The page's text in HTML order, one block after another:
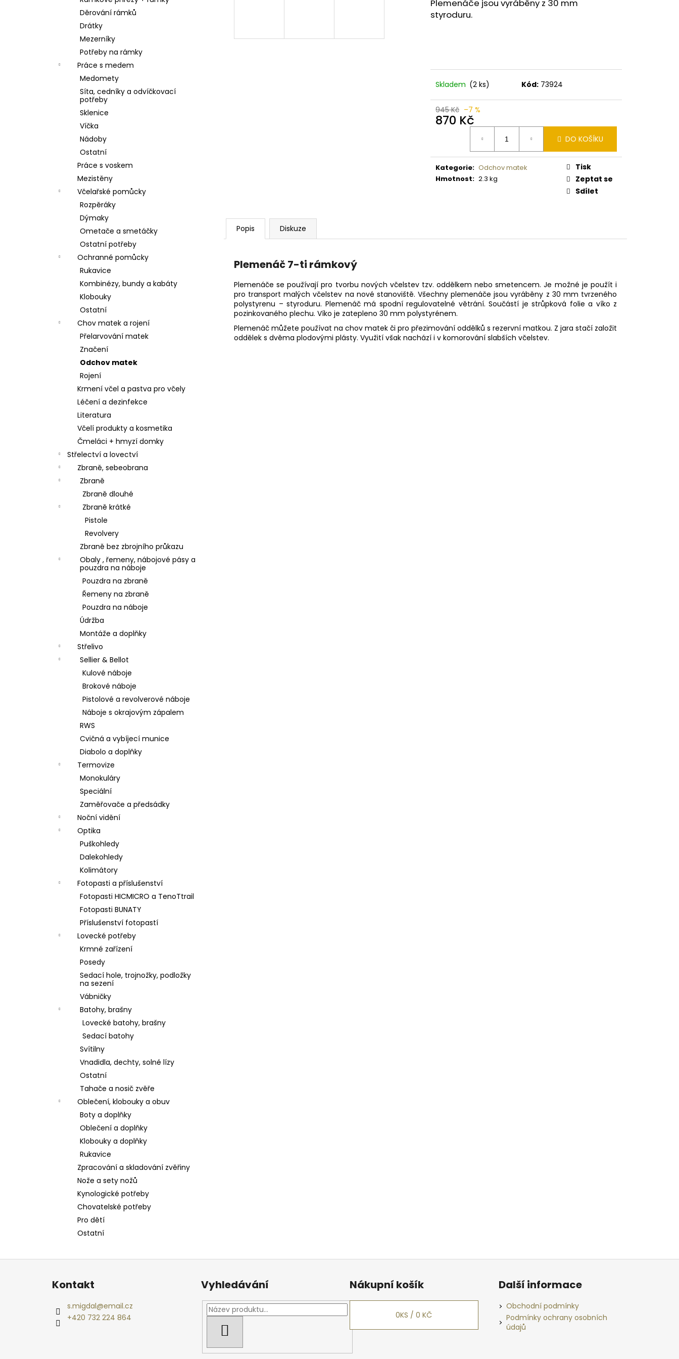
Děrování rámků
Drátky
Mezerníky
Potřeby na rámky
Práce s medem
Medomety
Síta, cedníky a odvíčkovací
potřeby
Sklenice
Víčka
Nádoby
Ostatní
Práce s voskem
Mezistěny
Včelařské pomůcky
Rozpěráky
Dýmaky
Ometače a smetáčky
Ostatní potřeby
Ochranné pomůcky
Rukavice
Kombinézy, bundy a kabáty
Klobouky
Ostatní
Chov matek a rojení
Přelarvování matek
Značení
Odchov matek
Rojení
Krmení včel a pastva pro včely
Léčení a dezinfekce
Literatura
Včelí produkty a kosmetika
Čmeláci + hmyzí domky
Střelectví a lovectví
Zbraně, sebeobrana
Zbraně
Zbraně dlouhé
Zbraně krátké
Pistole
Revolvery
Zbraně bez zbrojního průkazu
Obaly , řemeny, nábojové pásy a
pouzdra na náboje
Pouzdra na zbraně
Řemeny na zbraně
Pouzdra na náboje
Údržba
Montáže a doplňky
Střelivo
Sellier & Bellot
Kulové náboje
Brokové náboje
Pistolové a revolverové náboje
Náboje s okrajovým zápalem
RWS
Cvičná a vybíjecí munice
Diabolo a doplňky
Termovize
Monokuláry
Speciální
Zaměřovače a předsádky
Noční vidění
Optika
Puškohledy
Dalekohledy
Kolimátory
Fotopasti a příslušenství
Fotopasti HICMICRO a TenoTtrail
Fotopasti BUNATY
Příslušenství fotopastí
Lovecké potřeby
Krmné zařízení
Posedy
Sedací hole, trojnožky, podložky
na sezení
Vábničky
Batohy, brašny
Lovecké batohy, brašny
Sedací batohy
Svítilny
Vnadidla, dechty, solné lízy
Ostatní
Tahače a nosič zvěře
Oblečení, klobouky a obuv
Boty a doplňky
Oblečení a doplňky
Klobouky a doplňky
Rukavice
Zpracování a skladování zvěřiny
Nože a sety nožů
Kynologické potřeby
Chovatelské potřeby
Pro dětí
Ostatní
Plemenáče jsou vyráběny z 30 mm
styroduru.
Skladem (2 ks) Kód: 73924
945 Kč –7 %
870 Kč
DO KOŠÍKU
Kategorie: Odchov matek
Hmotnost: 2.3 kg
Tisk
Zeptat se
Sdílet
Popis Diskuze
Plemenáč 7-ti rámkový
Plemenáče se používají pro tvorbu nových včelstev tzv. oddělkem nebo smetencem. Je možné je použít i
pro transport malých včelstev na nové stanoviště. Všechny plemenáče jsou vyráběny z 30 mm tvrzeného
polystyrenu – styroduru. Plemenáč má spodní regulovatelné větrání. Součástí je strůpková folie a víko z
pozinkovaného plechu. Víko je zatepleno 30 mm polystyrénem.
Plemenáč můžete používat na chov matek či pro přezimování oddělků s rezervní matkou. Z jara stačí založit
oddělek s dvěma plodovými plásty. Využití však nachází i v komorování slabších včelstev.
SKLENICE SVAZOVÁ VČELA 770ML BEZ CVIČNÁ MUNICE – PISTOLE KAL. .9 MM
Z
Kontakt
s.migdal@email.cz
+420 732 224 864
Vyhledávání Nákupní košík
0KS /0 KČ
Další informace
Obchodní podmínky
Podmínky ochrany osobních
údajů